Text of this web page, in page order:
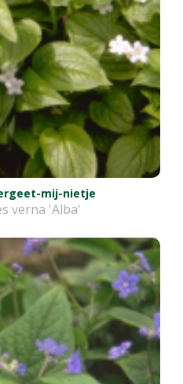
mij-nietje
verna 'Alba'